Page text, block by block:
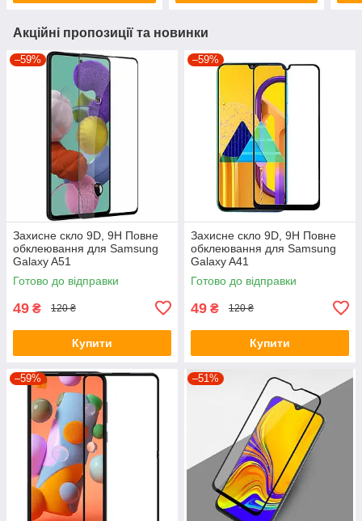
Акційні пропозиції та новинки
–59%
Захисне скло 9D, 9H Повне
обклеювання для Samsung
Galaxy A51
Готово до відправки
49 ₴ 120 ₴
Купити
–59%
Захисне скло 9D, 9H Повне
обклеювання для Samsung
Galaxy A41
Готово до відправки
49 ₴ 120 ₴
Купити
–59% –51%